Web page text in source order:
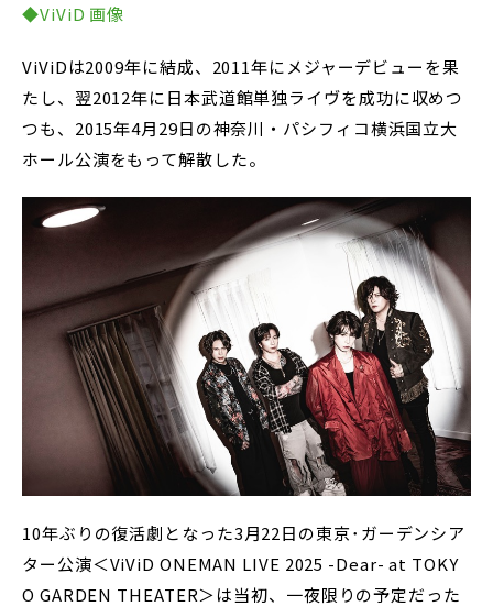
◆ViViD 画像
ViViDは2009年に結成、2011年にメジャーデビューを果
たし、翌2012年に日本武道館単独ライヴを成功に収めつ
つも、2015年4月29日の神奈川・パシフィコ横浜国立大
ホール公演をもって解散した。
10年ぶりの復活劇となった3月22日の東京･ガーデンシア
ター公演＜ViViD ONEMAN LIVE 2025 -Dear- at TOKY
O GARDEN THEATER＞は当初、一夜限りの予定だった